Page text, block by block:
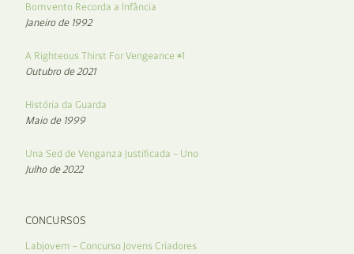
Bomvento Recorda a Infância
Janeiro de 1992
A Righteous Thirst For Vengeance #1
Outubro de 2021
História da Guarda
Maio de 1999
Una Sed de Venganza Justificada – Uno
Julho de 2022
CONCURSOS
Labjovem – Concurso Jovens Criadores